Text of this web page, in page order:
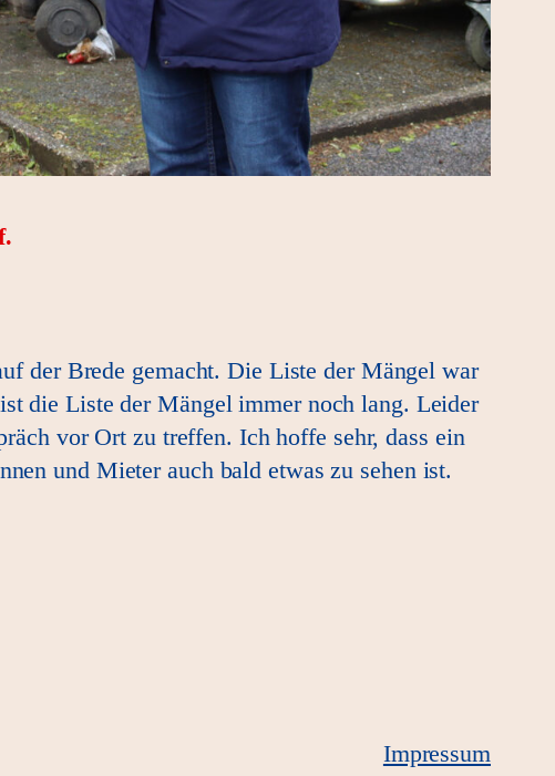
der Brede gemacht. Die Liste der Mängel war
die Liste der Mängel immer noch lang. Leider
vor Ort zu treffen. Ich hoffe sehr, dass ein
und Mieter auch bald etwas zu sehen ist.
Impressum